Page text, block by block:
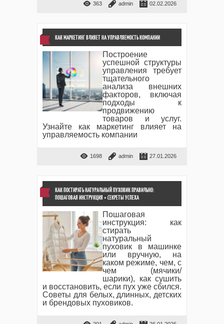
363 admin 02.02.2026
КАК МАРКЕТИНГ ВЛИЯЕТ НА УПРАВЛЯЕМОСТЬ КОМПАНИИ
Построение
успешной структуры
управления требует
тщательного
анализа внешних
факторов, включая
подходы к
продвижению
товаров и услуг.
Узнайте как маркетинг влияет на
управляемость компании
1698 admin 27.01.2026
КАК ПОСТИРАТЬ НАТУРАЛЬНЫЙ ПУХОВИК ПРАВИЛЬНО:
ПОШАГОВАЯ ИНСТРУКЦИЯ + СЕКРЕТЫ УСПЕХА
Пошаговая
инструкция: как
стирать
натуральный
пуховик в машинке
или вручную, на
каком режиме, чем, с
чем (мячики/
шарики), как сушить
и восстановить, если пух уже сбился.
Советы для белых, длинных, детских
и брендовых пуховиков.